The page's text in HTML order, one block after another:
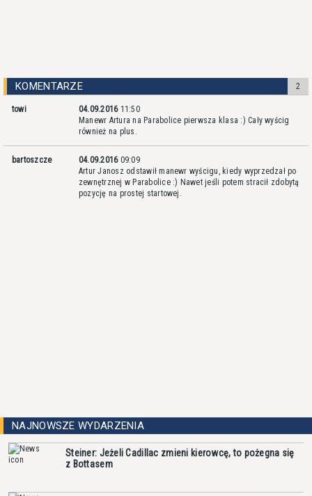
KOMENTARZE 2
towi 04.09.2016 11:50
Manewr Artura na Parabolice pierwsza klasa :) Cały wyścig
również na plus.
bartoszcze 04.09.2016 09:09
Artur Janosz odstawił manewr wyścigu, kiedy wyprzedzał po
zewnętrznej w Parabolice :) Nawet jeśli potem stracił zdobytą
pozycję na prostej startowej.
NAJNOWSZE WYDARZENIA
Steiner: Jeżeli Cadillac zmieni kierowcę, to pożegna się
z Bottasem